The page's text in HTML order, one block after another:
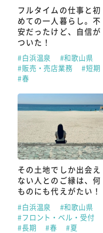
フルタイムの仕事と初
めての一人暮らし。不
安だったけど、自信が
ついた！
#白浜温泉
#和歌山県
#販売・売店業務
#短期
#春
その土地でしか出会え
ない人とのご縁は、何
ものにも代えがたい！
#白浜温泉
#和歌山県
#フロント・ベル・受付
#長期
#春 #夏